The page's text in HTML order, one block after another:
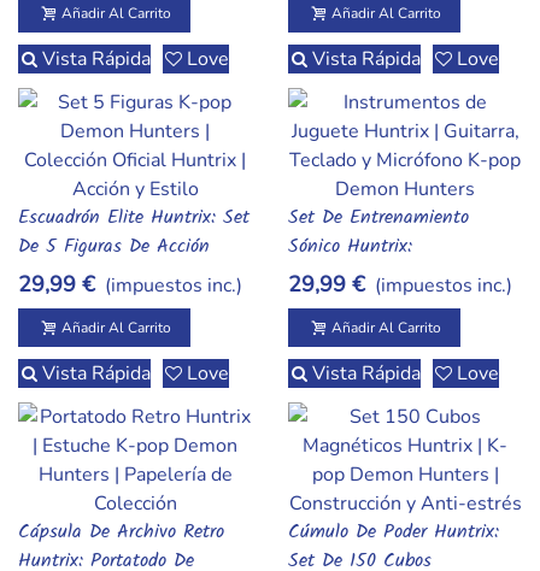
Añadir Al Carrito
Vista Rápida Love
Añadir Al Carrito
Vista Rápida Love
Añadir Al Carrito
Escuadrón Elite Huntrix: Set
De 5 Figuras De Acción
"The First Unit" - K-Pop
Demon Hunters
29,99 € (impuestos inc.)
Añadir Al Carrito
Vista Rápida Love
Añadir Al Carrito
Set De Entrenamiento
Sónico Huntrix:
Instrumentos De Batalla
(Guitarra, Teclado Y
Micrófono)
29,99 € (impuestos inc.)
Añadir Al Carrito
Vista Rápida Love
Añadir Al Carrito
Cápsula De Archivo Retro
Huntrix: Portatodo De
Añadir Al Carrito
Cúmulo De Poder Huntrix:
Set De 150 Cubos